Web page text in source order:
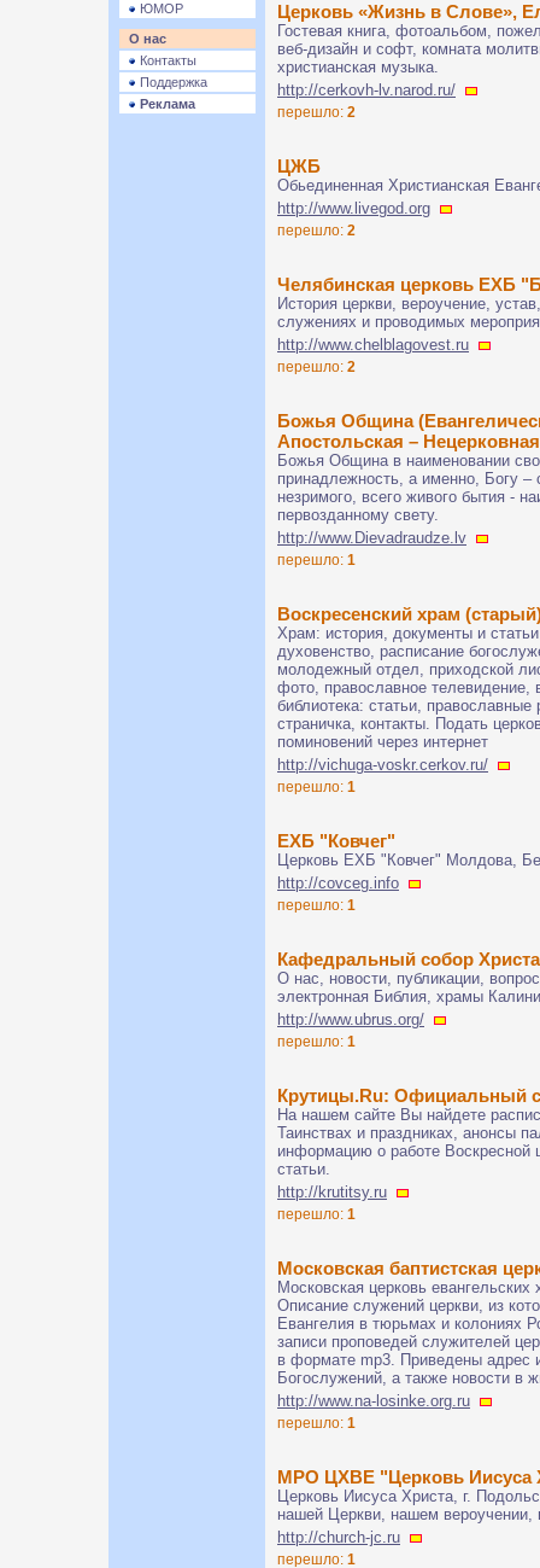
ЮМОР
О нас
Контакты
Поддержка
Реклама
Церковь «Жизнь в Слове»,
Гостевая книга, фотоальбом,
веб-дизайн и софт, комната
христианская музыка.
http://cerkovh-lv.narod.ru/
перешло: 2
ЦЖБ
Обьединенная Христианская
http://www.livegod.org
перешло: 2
Челябинская церковь ЕХБ
История церкви, вероучение,
служениях и проводимых
http://www.chelblagovest.ru
перешло: 2
Божья Община
Апостольская –
Божья Община в наименовании
принадлежность, а именно, Богу –
незримого, всего живого бытия -
первозданному свету.
http://www.Dievadraudze.lv
перешло: 1
Воскресенский храм
Храм: история, документы и
духовенство, расписание
молодежный отдел, приходской
фото, православное телевидение,
библиотека: статьи,
страничка, контакты. Подать
поминовений через интернет
http://vichuga-voskr.cerkov.ru/
перешло: 1
ЕХБ "Ковчег"
Церковь ЕХБ "Ковчег" Молдова,
http://covceg.info
перешло: 1
Кафедральный собор
О нас, новости, публикации,
электронная Библия, храмы
http://www.ubrus.org/
перешло: 1
Крутицы.Ru: Официальный
На нашем сайте Вы найдете
Таинствах и праздниках, анонсы
информацию о работе Воскресной
статьи.
http://krutitsy.ru
перешло: 1
Московская баптистская
Московская церковь
Описание служений церкви, из
Евангелия в тюрьмах и колониях
записи проповедей служителей
в формате mp3. Приведены адрес
Богослужений, а также новости в
http://www.na-losinke.org.ru
перешло: 1
МРО ЦХВЕ "Церковь Иисуса
Церковь Иисуса Христа, г.
нашей Церкви, нашем
http://church-jc.ru
перешло: 1